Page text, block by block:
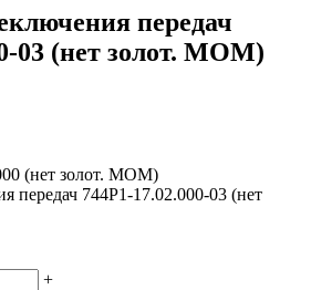
передач
03 (нет золот. МОМ)
(нет золот. МОМ)
передач 744Р1-17.02.000-03 (нет
+